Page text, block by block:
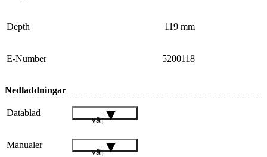
Depth 119 mm
E-Number 5200118
Nedladdningar
Datablad
välj
Manualer
välj